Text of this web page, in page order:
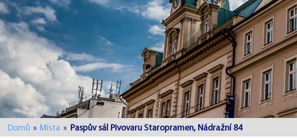
Domů » Místa » Paspův sál Pivovaru Staropramen, Nádražní 84